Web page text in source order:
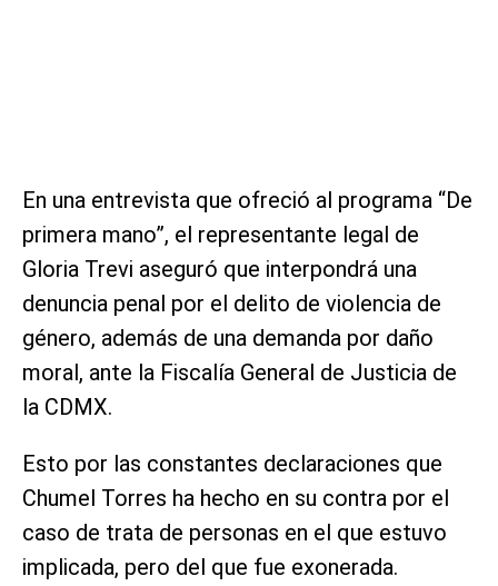
En una entrevista que ofreció al programa “De
primera mano”, el representante legal de
Gloria Trevi aseguró que interpondrá una
denuncia penal por el delito de violencia de
género, además de una demanda por daño
moral, ante la Fiscalía General de Justicia de
la CDMX.
Esto por las constantes declaraciones que
Chumel Torres ha hecho en su contra por el
caso de trata de personas en el que estuvo
implicada, pero del que fue exonerada.